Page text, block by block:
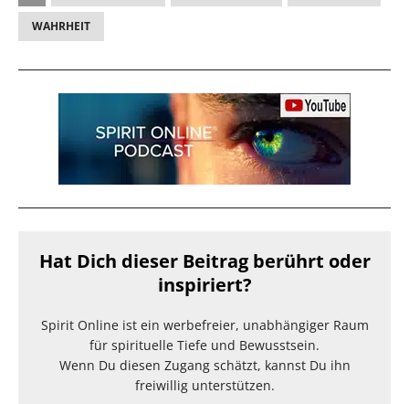
WAHRHEIT
Hat Dich dieser Beitrag berührt oder
inspiriert?
Spirit Online ist ein werbefreier, unabhängiger Raum
für spirituelle Tiefe und Bewusstsein.
Wenn Du diesen Zugang schätzt, kannst Du ihn
freiwillig unterstützen.